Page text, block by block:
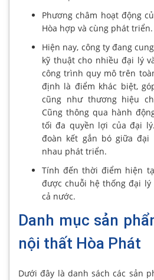
Phương châm hoạt động
Hòa hợp và cùng phát triển.
Hiện nay, công ty đang
kỹ thuật cho nhiều đại lý
công trình quy mô trên
định là điểm khác biệt,
cũng như thương hiệu
Cũng thông qua hành
tối đa quyền lợi của đại
đoàn kết gắn bó giữa
nhau phát triển.
Tính đến thời điểm hiện
được chuỗi hệ thống đại
cả nước.
Danh mục sản
nội thất Hòa Phát
Dưới đây là danh sách các sản